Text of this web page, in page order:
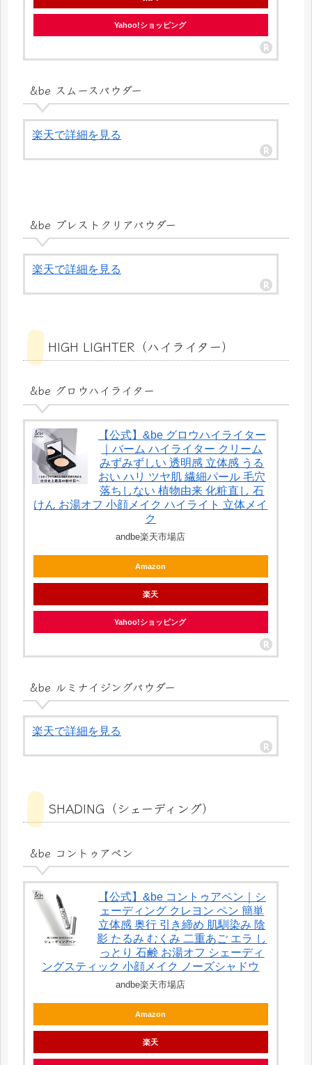
Yahoo!ショッピング
&be スムースパウダー
楽天で詳細を見る
&be プレストクリアパウダー
楽天で詳細を見る
HIGH LIGHTER（ハイライター）
&be グロウハイライター
【公式】&be グロウハイライター
｜バーム ハイライター クリーム
みずみずしい 透明感 立体感 うる
おい ハリ ツヤ肌 繊細パール 毛穴
落ちしない 植物由来 化粧直し 石
けん お湯オフ 小顔メイク ハイライト 立体メイ
ク
andbe楽天市場店
Amazon
楽天
Yahoo!ショッピング
&be ルミナイジングパウダー
楽天で詳細を見る
SHADING（シェーディング）
&be コントゥアペン
【公式】&be コントゥアペン｜シ
ェーディング クレヨン ペン 簡単
立体感 奥行 引き締め 肌馴染み 陰
影 たるみ むくみ 二重あご エラ し
っとり 石鹸 お湯オフ シェーディ
ングスティック 小顔メイク ノーズシャドウ
andbe楽天市場店
Amazon
楽天